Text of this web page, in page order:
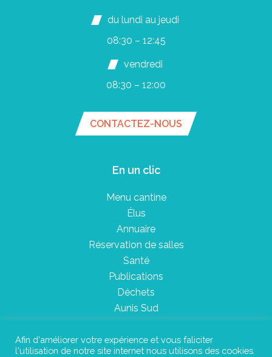
du lundi au jeudi
08:30 – 12:45
vendredi
08:30 – 12:00
CONTACTEZ-NOUS
En un clic
Menu cantine
Élus
Annuaire
Réservation de salles
Santé
Publications
Déchets
Aunis Sud
Plan du site
Afin d'améliorer votre expérience et vous faliciter
l'utilisation de notre site internet nous utilisons des cookies.